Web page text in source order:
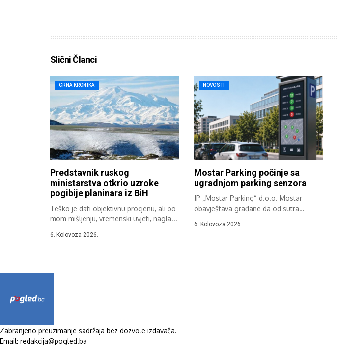
Slični Članci
CRNA KRONIKA
Predstavnik ruskog
ministarstva otkrio uzroke
pogibije planinara iz BiH
Teško je dati objektivnu procjenu, ali po
mom mišljenju, vremenski uvjeti, nagla...
6. Kolovoza 2026.
NOVOSTI
Mostar Parking počinje sa
ugradnjom parking senzora
JP „Mostar Parking“ d.o.o. Mostar
obavještava građane da od sutra
6. Kolovoza 2026.
Zabranjeno preuzimanje sadržaja bez dozvole izdavača.
Email: redakcija@pogled.ba